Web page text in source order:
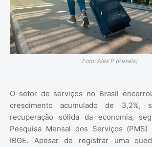
Foto: Alex P (Pexels)
O setor de serviços no Brasil
crescimento acumulado de 3,2%,
recuperação sólida da economia,
Pesquisa Mensal dos Serviços (PMS)
IBGE. Apesar de registrar uma